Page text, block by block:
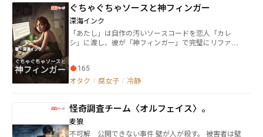
た。 「アンタ達はここに居なさい！」 飛び出したアイ
ルに、ネオはいても経ってもいられず、飛び出した。
その先で出会ったのは、この星の住人ではない人達
で……！？ 突如非日常に放り出されたネオが、仲間と
共に絆を深めながら地球を守るお話です。 * * * ※数
干修正、掲載しております。 ※『アニソンバーHER
O』は実在するお店（許可取得済み）ですが、他の地
名、団体、個人様には一切関係ございません。 ※企画
ng 様（アニソンバーHERO 様） 表紙：ほしくん
様 著者：夢鴉
ぐちゃぐちゃソースと神フィンガー
深海インク
「あたし」は自作の汚いソースコードを恋人「カレ
シ」に渡し、彼が「神フィンガー」で完璧にリファク
化するエクスタシーだった。しかし、カレシの完璧さ
に息苦しさも感じ始め、「あたしからカレシに『気持
"me"?」（君の僕に対するコードとは何だ？）と謎の
問いを残す。悩んだあたしは、技術的な完璧さではな
く自身の「不完全さ」を込めたハートビートのアニメ
165
オタク / 腐女子 / 冷静
怪奇調査チーム〈オルフェイス〉。
麦狼
不可解 公開できない事件 壁が人が殺す。 被害者は壁